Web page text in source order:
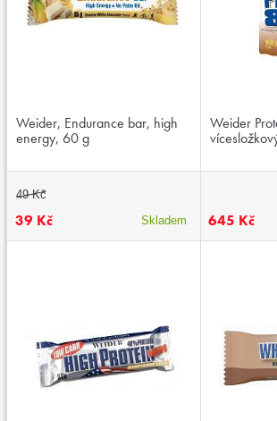
Weider, Endurance bar, high
energy, 60 g
49 Kč
39 Kč Skladem
Weider
645 Kč